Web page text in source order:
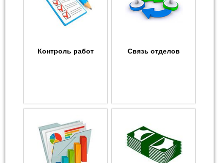
Контроль работ Связь отделов